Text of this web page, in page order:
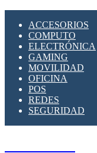
SUPRESOR DE
ACCESORIOS
COMPUTO
ELECTRÓNICA
GAMING
MOVILIDAD
OFICINA
POS
REDES
SEGURIDAD